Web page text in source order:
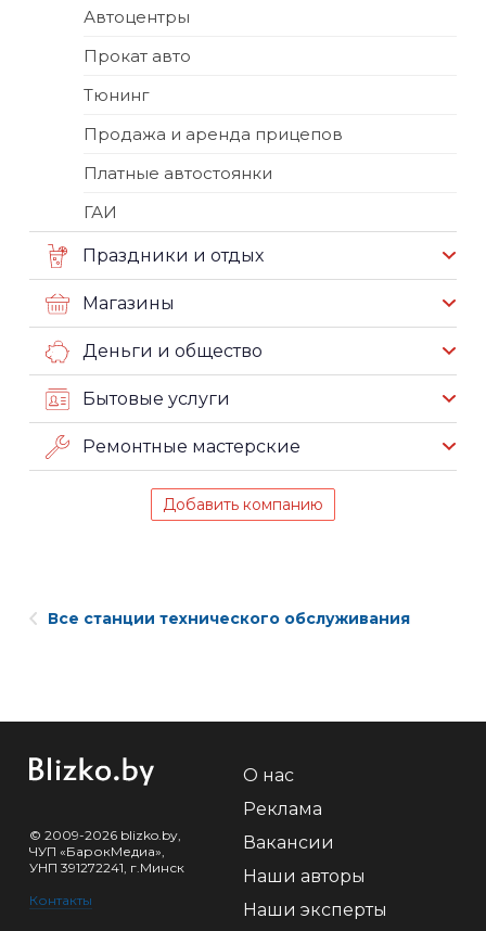
Автоцентры
Прокат авто
Тюнинг
Продажа и аренда прицепов
Платные автостоянки
ГАИ
Праздники и отдых
Магазины
Деньги и общество
Бытовые услуги
Ремонтные мастерские
Добавить компанию
Все станции технического обслуживания
© 2009-2026 blizko.by,
ЧУП «БарокМедиа»,
УНП 391272241, г.Минск
Контакты
О нас
Реклама
Вакансии
Наши авторы
Наши эксперты